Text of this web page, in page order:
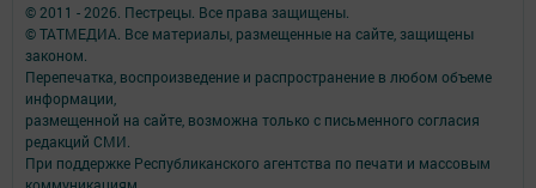
© 2011 - 2026. Пестрецы. Все права защищены.
© ТАТМЕДИА. Все материалы, размещенные на сайте, защищены
законом.
Перепечатка, воспроизведение и распространение в любом объеме
информации,
размещенной на сайте, возможна только с письменного согласия
редакций СМИ.
При поддержке Республиканского агентства по печати и массовым
коммуникациям.